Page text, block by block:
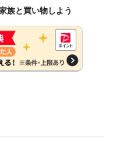
族と買い物しよう